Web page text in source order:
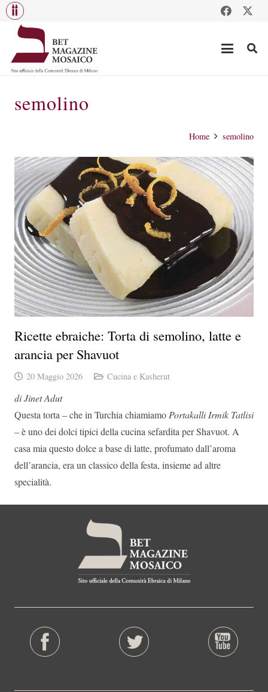
semolino
Home semolino
Ricette ebraiche: Torta di semolino, latte e
arancia per Shavuot
20 Maggio 2026 Cucina e Kasherut
di Jinet Adut
Questa torta – che in Turchia chiamiamo Portakalli Irmik Tatlisi
– è uno dei dolci tipici della cucina sefardita per Shavuot. A
casa mia questo dolce a base di latte, profumato dall’aroma
dell’arancia, era un classico della festa, insieme ad altre
specialità.